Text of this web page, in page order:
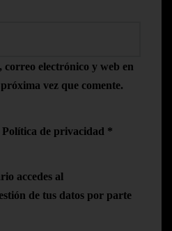
electrónico y web en
vez que comente.
Política de privacidad *
accedes al
de tus datos por parte